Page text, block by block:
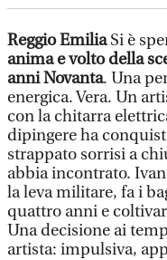
Reggio EmiliaSi è
anima e volto della
anni Novanta. Una
energica. Vera. Un
con la chitarra
dipingere ha
strappato sorrisi a
abbia incontrato.
la leva militare, fa i
quattro anni e
Una decisione ai
artista: impulsiva,